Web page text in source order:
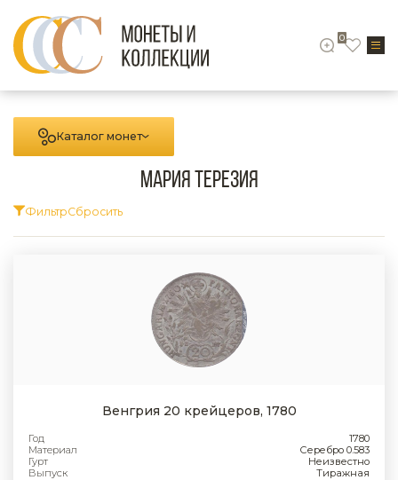
0
Каталог монет
Мария Терезия
ФильтрСбросить
Венгрия 20 крейцеров, 1780
Год
1780
Материал
Серебро 0.583
Гурт
Неизвестно
Выпуск
Тиражная